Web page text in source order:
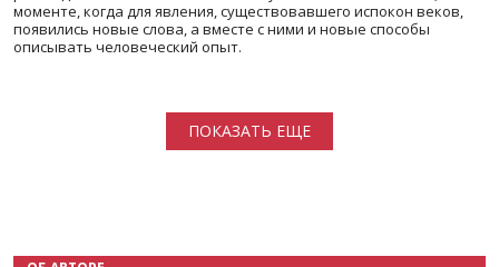
моменте, когда для явления, существовавшего испокон веков,
появились новые слова, а вместе с ними и новые способы
описывать человеческий опыт.
ПОКАЗАТЬ ЕЩЕ